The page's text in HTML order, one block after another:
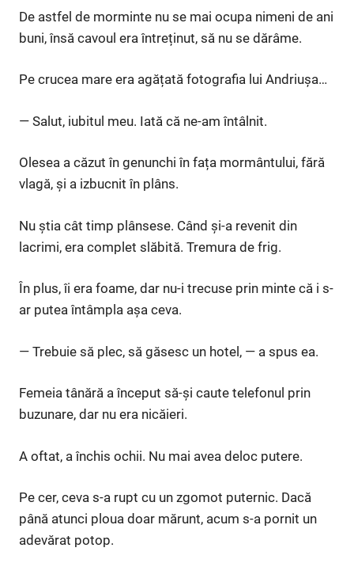
De astfel de morminte nu se mai ocupa nimeni de ani
buni, însă cavoul era întreținut, să nu se dărâme.
Pe crucea mare era agățată fotografia lui Andriușa…
— Salut, iubitul meu. Iată că ne-am întâlnit.
Olesea a căzut în genunchi în fața mormântului, fără
vlagă, și a izbucnit în plâns.
Nu știa cât timp plânsese. Când și-a revenit din
lacrimi, era complet slăbită. Tremura de frig.
În plus, îi era foame, dar nu-i trecuse prin minte că i s-
ar putea întâmpla așa ceva.
— Trebuie să plec, să găsesc un hotel, — a spus ea.
Femeia tânără a început să-și caute telefonul prin
buzunare, dar nu era nicăieri.
A oftat, a închis ochii. Nu mai avea deloc putere.
Pe cer, ceva s-a rupt cu un zgomot puternic. Dacă
până atunci ploua doar mărunt, acum s-a pornit un
adevărat potop.